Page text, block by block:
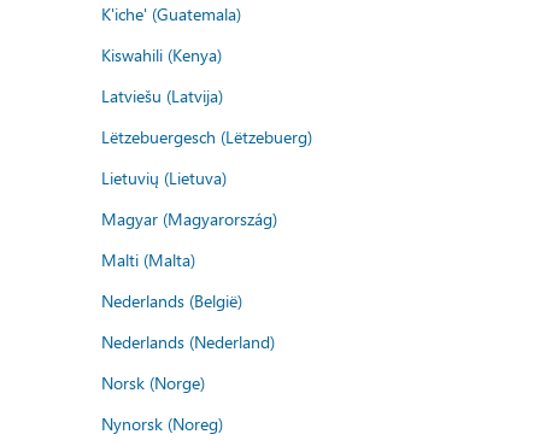
K'iche' (Guatemala)
Kiswahili (Kenya)
Latviešu (Latvija)
Lëtzebuergesch (Lëtzebuerg)
Lietuvių (Lietuva)
Magyar (Magyarország)
Malti (Malta)
Nederlands (België)
Nederlands (Nederland)
Norsk (Norge)
Nynorsk (Noreg)